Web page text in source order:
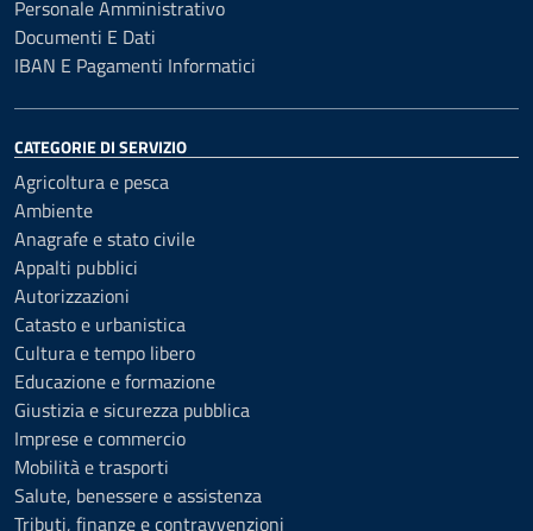
Personale Amministrativo
Documenti E Dati
IBAN E Pagamenti Informatici
CATEGORIE DI SERVIZIO
Agricoltura e pesca
Ambiente
Anagrafe e stato civile
Appalti pubblici
Autorizzazioni
Catasto e urbanistica
Cultura e tempo libero
Educazione e formazione
Giustizia e sicurezza pubblica
Imprese e commercio
Mobilità e trasporti
Salute, benessere e assistenza
Tributi, finanze e contravvenzioni